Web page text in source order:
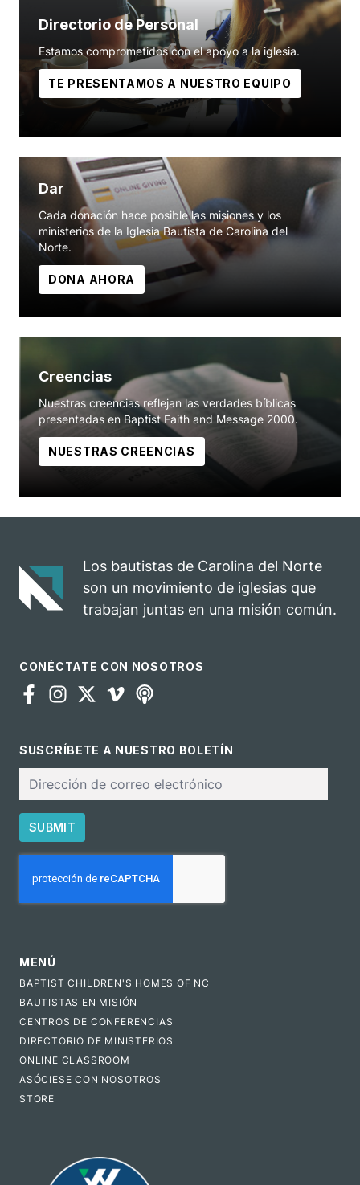
Directorio de Personal
Estamos comprometidos con el apoyo a la iglesia.
TE PRESENTAMOS A NUESTRO EQUIPO
Dar
Cada donación hace posible las misiones y los
ministerios de la Iglesia Bautista de Carolina del
Norte.
DONA AHORA
Creencias
Nuestras creencias reflejan las verdades bíblicas
presentadas en Baptist Faith and Message 2000.
NUESTRAS CREENCIAS
Los bautistas de Carolina del Norte
son un movimiento de iglesias que
trabajan juntas en una misión común.
CONÉCTATE CON NOSOTROS
SUSCRÍBETE A NUESTRO BOLETÍN
electrónico
SUBMIT
MENÚ
BAPTIST CHILDREN'S HOMES OF NC
BAUTISTAS EN MISIÓN
CENTROS DE CONFERENCIAS
DIRECTORIO DE MINISTERIOS
ONLINE CLASSROOM
ASÓCIESE CON NOSOTROS
STORE